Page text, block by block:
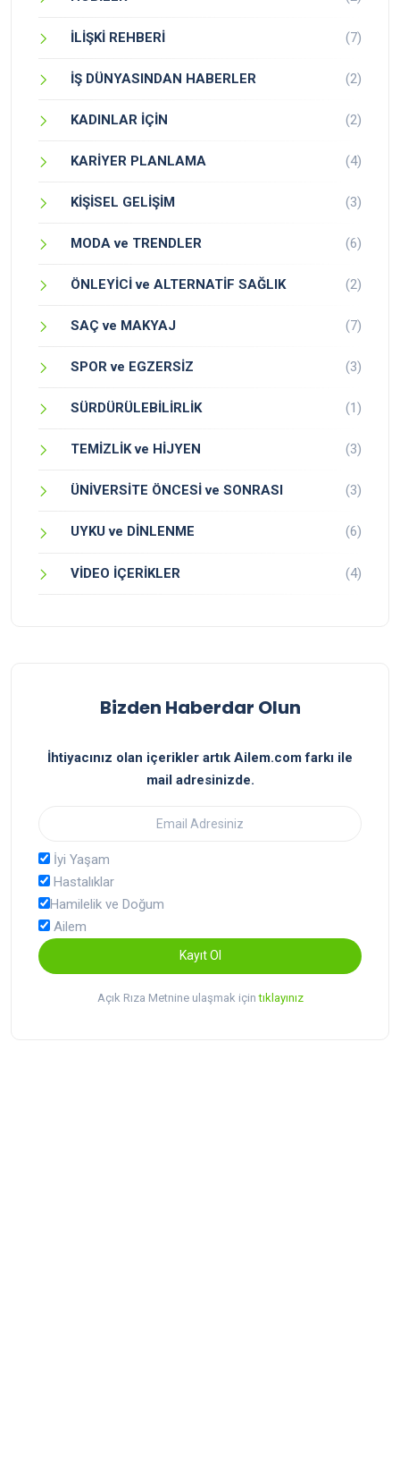
İLİŞKİ REHBERİ (7)
İŞ DÜNYASINDAN HABERLER (2)
KADINLAR İÇİN (2)
KARİYER PLANLAMA (4)
KİŞİSEL GELİŞİM (3)
MODA ve TRENDLER (6)
ÖNLEYİCİ ve ALTERNATİF SAĞLIK (2)
SAÇ ve MAKYAJ (7)
SPOR ve EGZERSİZ (3)
SÜRDÜRÜLEBİLİRLİK (1)
TEMİZLİK ve HİJYEN (3)
ÜNİVERSİTE ÖNCESİ ve SONRASI (3)
UYKU ve DİNLENME (6)
VİDEO İÇERİKLER (4)
Bizden Haberdar Olun
İhtiyacınız olan içerikler artık Ailem.com farkı ile
mail adresinizde.
İyi Yaşam
Hastalıklar
Hamilelik ve Doğum
Ailem
Kayıt Ol
Açık Rıza Metnine ulaşmak içintıklayınız